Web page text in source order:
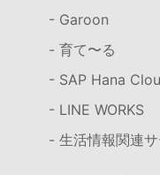
- Garoon
- 育て〜る
- SAP Hana
- LINE WORKS
- 生活情報関連